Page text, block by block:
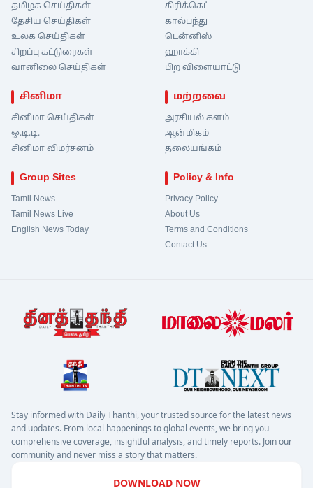
தமிழக செய்திகள்
தேசிய செய்திகள்
உலக செய்திகள்
சிறப்பு கட்டுரைகள்
வானிலை செய்திகள்
கிரிக்கெட்
கால்பந்து
டென்னிஸ்
ஹாக்கி
பிற விளையாட்டு
சினிமா
சினிமா செய்திகள்
ஓ.டி.டி.
சினிமா விமர்சனம்
மற்றவை
அரசியல் களம்
ஆன்மிகம்
தலையங்கம்
Group Sites
Tamil News
Tamil News Live
English News Today
Policy & Info
Privacy Policy
About Us
Terms and Conditions
Contact Us
Stay informed with Daily Thanthi, your trusted source for the latest news
and updates. From local happenings to global events, we bring you
comprehensive coverage, insightful analysis, and timely reports. Join our
community and never miss a story that matters.
DOWNLOAD NOW